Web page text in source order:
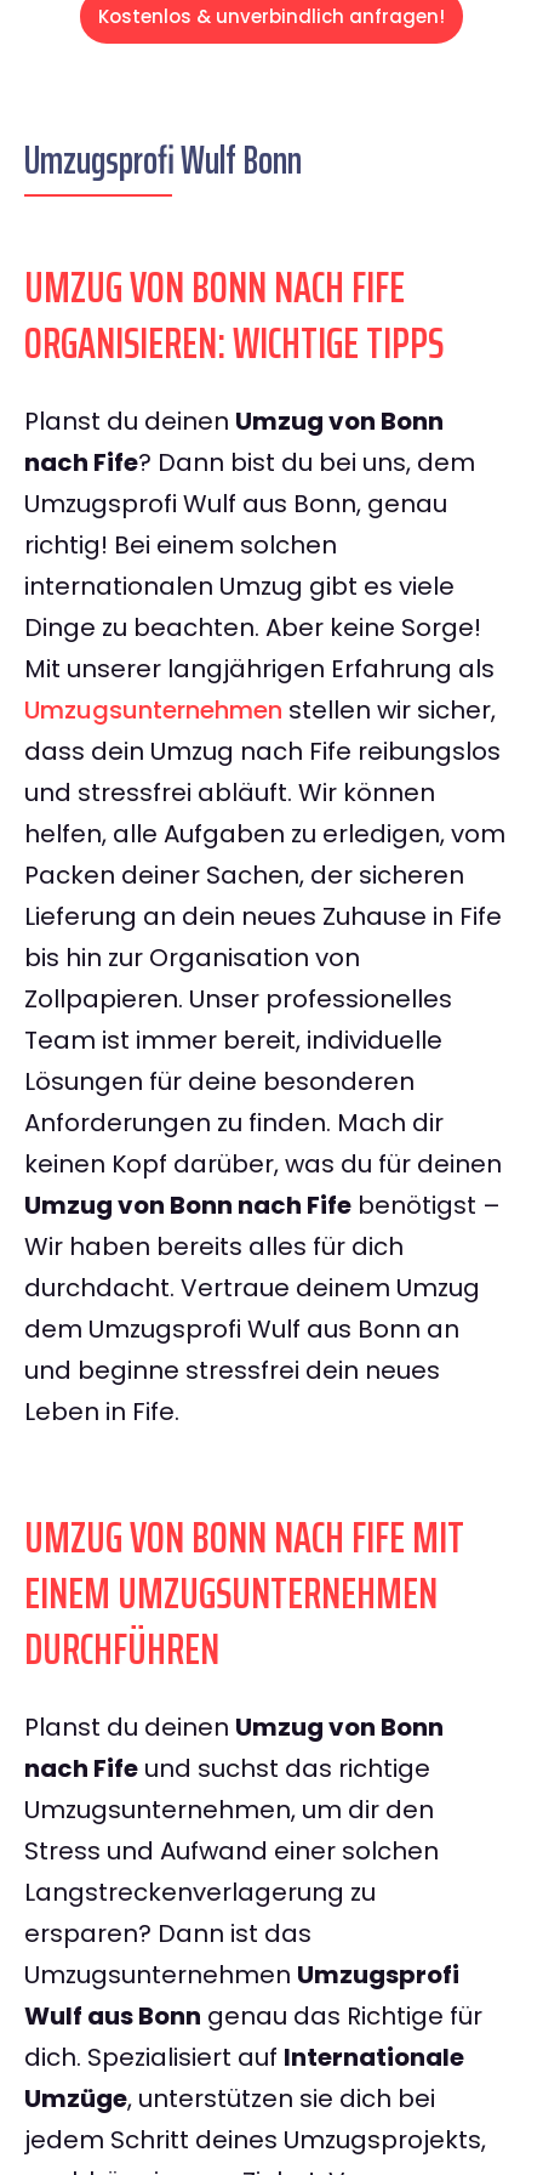
Kostenlos & unverbindlich anfragen!
Umzugsprofi Wulf Bonn
UMZUG VON BONN NACH FIFE
ORGANISIEREN: WICHTIGE TIPPS
Planst du deinen Umzug von Bonn
nach Fife? Dann bist du bei uns, dem
Umzugsprofi Wulf aus Bonn, genau
richtig! Bei einem solchen
internationalen Umzug gibt es viele
Dinge zu beachten. Aber keine Sorge!
Mit unserer langjährigen Erfahrung als
Umzugsunternehmen stellen wir sicher,
dass dein Umzug nach Fife reibungslos
und stressfrei abläuft. Wir können
helfen, alle Aufgaben zu erledigen, vom
Packen deiner Sachen, der sicheren
Lieferung an dein neues Zuhause in Fife
bis hin zur Organisation von
Zollpapieren. Unser professionelles
Team ist immer bereit, individuelle
Lösungen für deine besonderen
Anforderungen zu finden. Mach dir
keinen Kopf darüber, was du für deinen
Umzug von Bonn nach Fife benötigst –
Wir haben bereits alles für dich
durchdacht. Vertraue deinem Umzug
dem Umzugsprofi Wulf aus Bonn an
und beginne stressfrei dein neues
Leben in Fife.
UMZUG VON BONN NACH FIFE MIT
EINEM UMZUGSUNTERNEHMEN
DURCHFÜHREN
Planst du deinen Umzug von Bonn
nach Fife und suchst das richtige
Umzugsunternehmen, um dir den
Stress und Aufwand einer solchen
Langstreckenverlagerung zu
ersparen? Dann ist das
Umzugsunternehmen Umzugsprofi
Wulf aus Bonn genau das Richtige für
dich. Spezialisiert auf Internationale
Umzüge, unterstützen sie dich bei
jedem Schritt deines Umzugsprojekts,